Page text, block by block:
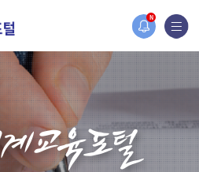
N
되었습니다.
페이지가 새롭게 개설되었습니다.